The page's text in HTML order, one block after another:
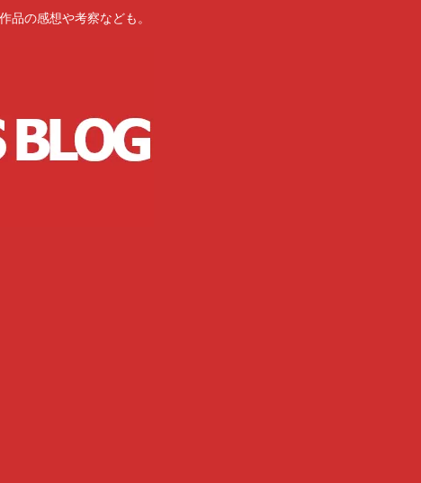
品の感想や考察なども。